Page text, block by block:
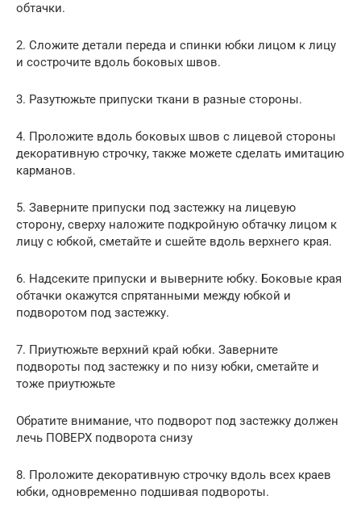
обтачки.
2. Сложите детали переда и спинки юбки лицом к лицу
и сострочите вдоль боковых швов.
3. Разутюжьте припуски ткани в разные стороны.
4. Проложите вдоль боковых швов с лицевой стороны
декоративную строчку, также можете сделать имитацию
карманов.
5. Заверните припуски под застежку на лицевую
сторону, сверху наложите подкройную обтачку лицом к
лицу с юбкой, сметайте и сшейте вдоль верхнего края.
6. Надсеките припуски и выверните юбку. Боковые края
обтачки окажутся спрятанными между юбкой и
подворотом под застежку.
7. Приутюжьте верхний край юбки. Заверните
подвороты под застежку и по низу юбки, сметайте и
тоже приутюжьте
Обратите внимание, что подворот под застежку должен
лечь ПОВЕРХ подворота снизу
8. Проложите декоративную строчку вдоль всех краев
юбки, одновременно подшивая подвороты.